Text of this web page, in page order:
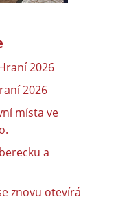
2026
2026
místa ve
a
znovu otevírá